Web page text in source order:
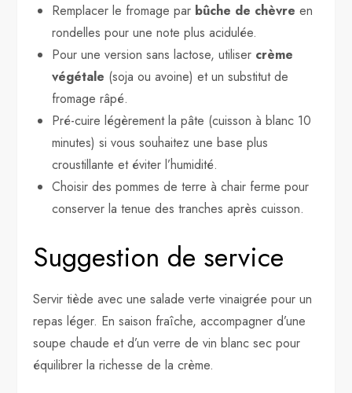
Remplacer le fromage par bûche de chèvre en
rondelles pour une note plus acidulée.
Pour une version sans lactose, utiliser crème
végétale (soja ou avoine) et un substitut de
fromage râpé.
Pré-cuire légèrement la pâte (cuisson à blanc 10
minutes) si vous souhaitez une base plus
croustillante et éviter l’humidité.
Choisir des pommes de terre à chair ferme pour
conserver la tenue des tranches après cuisson.
Suggestion de service
Servir tiède avec une salade verte vinaigrée pour un
repas léger. En saison fraîche, accompagner d’une
soupe chaude et d’un verre de vin blanc sec pour
équilibrer la richesse de la crème.